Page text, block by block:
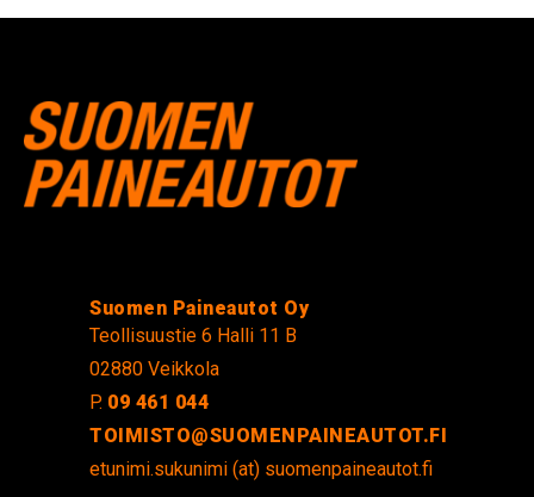
Suomen Paineautot Oy
Teollisuustie 6 Halli 11 B
02880 Veikkola
P. 09 461 044
TOIMISTO@SUOMENPAINEAUTOT.FI
etunimi.sukunimi (at) suomenpaineautot.fi